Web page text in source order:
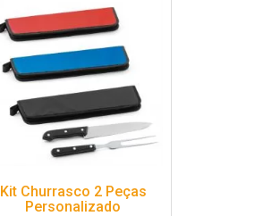
Kit Churrasco 2 Peças
Personalizado